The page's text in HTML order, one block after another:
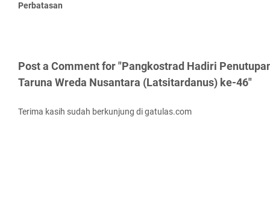
Perbatasan
Post a Comment for "Pangkostrad Hadiri
Taruna Wreda Nusantara (Latsitardanus) ke-46"
Terima kasih sudah berkunjung di gatulas.com